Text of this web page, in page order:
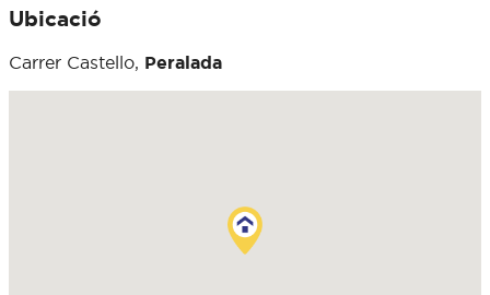
Ubicació
Carrer Castello, Peralada